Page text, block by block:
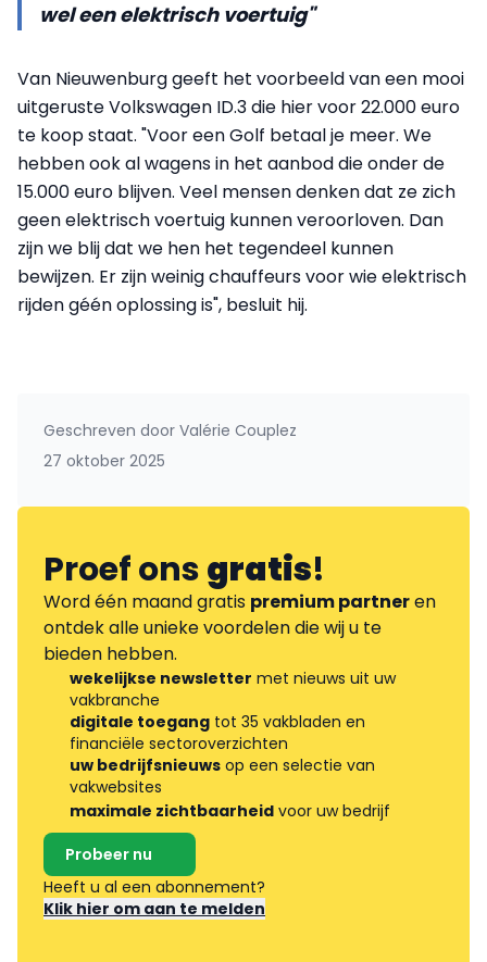
wel een elektrisch voertuig"
Van Nieuwenburg geeft het voorbeeld van een mooi
uitgeruste Volkswagen ID.3 die hier voor 22.000 euro
te koop staat. "Voor een Golf betaal je meer. We
hebben ook al wagens in het aanbod die onder de
15.000 euro blijven. Veel mensen denken dat ze zich
geen elektrisch voertuig kunnen veroorloven. Dan
zijn we blij dat we hen het tegendeel kunnen
bewijzen. Er zijn weinig chauffeurs voor wie elektrisch
rijden géén oplossing is", besluit hij.
Geschreven door Valérie Couplez
27 oktober 2025
Proef onsgratis!
Word één maand gratis premium partneren
ontdek alle unieke voordelen die wij u te
bieden hebben.
wekelijkse newsletter met nieuws uit uw
vakbranche
digitale toegang tot 35 vakbladen en
financiële sectoroverzichten
uw bedrijfsnieuws op een selectie van
vakwebsites
maximale zichtbaarheid voor uw bedrijf
Probeer nu
Heeft u al een abonnement?
Klik hier om aan te melden